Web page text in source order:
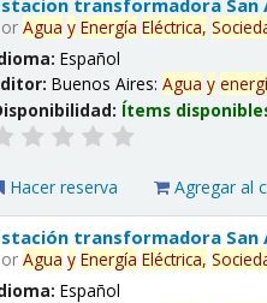
Agua y Energía Eléctrica,
Español
Buenos Aires:Agua y
Ítems
Hacer reserva Agregar al
transformadora
Agua y Energía Eléctrica,
Español